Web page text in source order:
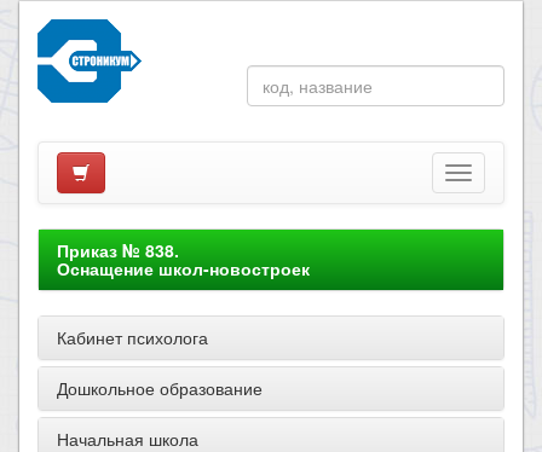
Приказ № 838.
Оснащение школ-новостроек
Кабинет психолога
Дошкольное образование
Начальная школа